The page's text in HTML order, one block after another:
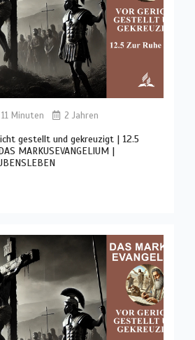
11 Minuten 2 Jahren
gestellt und gekreuzigt | 12.5
MARKUSEVANGELIUM |